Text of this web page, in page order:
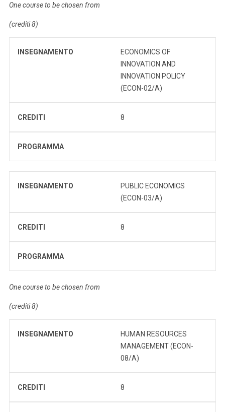
One course to be chosen from
(crediti 8)
INSEGNAMENTO
ECONOMICS OF
INNOVATION AND
INNOVATION POLICY
(ECON-02/A)
CREDITI 8
PROGRAMMA
INSEGNAMENTO
PUBLIC ECONOMICS
(ECON-03/A)
CREDITI 8
PROGRAMMA
One course to be chosen from
(crediti 8)
INSEGNAMENTO
HUMAN RESOURCES
MANAGEMENT (ECON-
08/A)
CREDITI 8